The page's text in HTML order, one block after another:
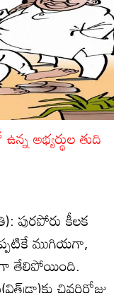
అభ్యర్థుల తుది
పురపోరు కీలక
ముగియగా,
తేలిపోయింది.